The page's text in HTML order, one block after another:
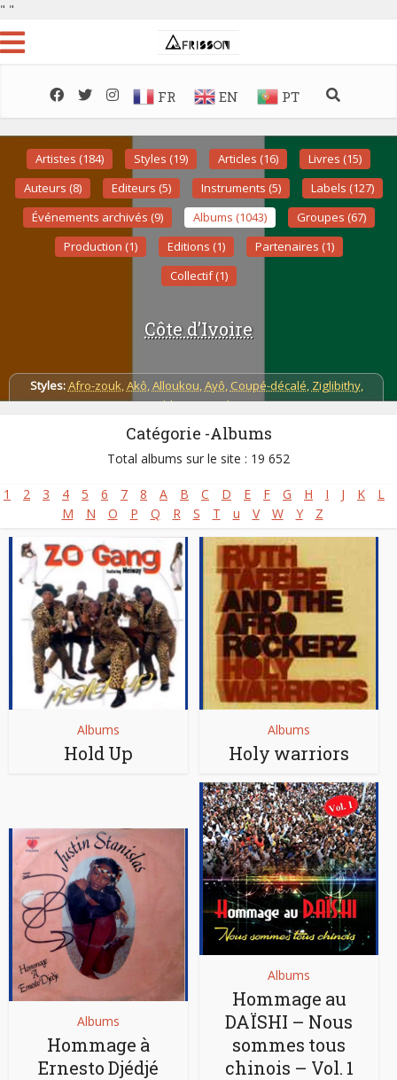
" "
FR EN PT
Artistes (184) Styles (19) Articles (16)
Livres (15)
Auteurs (8)
Editeurs (5) Instruments (5)
Labels (127)
Événements archivés (9)
Albums (1043)
Groupes (67)
Production (1)
Editions (1)
Partenaires (1)
Collectif (1)
Côte d’Ivoire
Styles:Afro-zouk,Akô,Alloukou,Ayô, Coupé-décalé, Ziglibithy,
Zoblazo,Zouglou
Catégorie -Albums
Total albums sur le site : 19 652
1 2 3 4 5 6 7 8 A B C D E F G H I J K
L
M
N O P Q R S T u V W Y Z
Albums
Hold Up
Albums
Holy warriors
Albums
Hommage à
Ernesto Djédjé
Albums
Hommage au
DAÏSHI – Nous
sommes tous
chinois – Vol. 1